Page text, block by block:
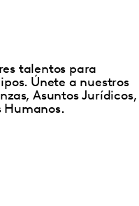
talentos para
Únete a nuestros
Asuntos Jurídicos,
Humanos.